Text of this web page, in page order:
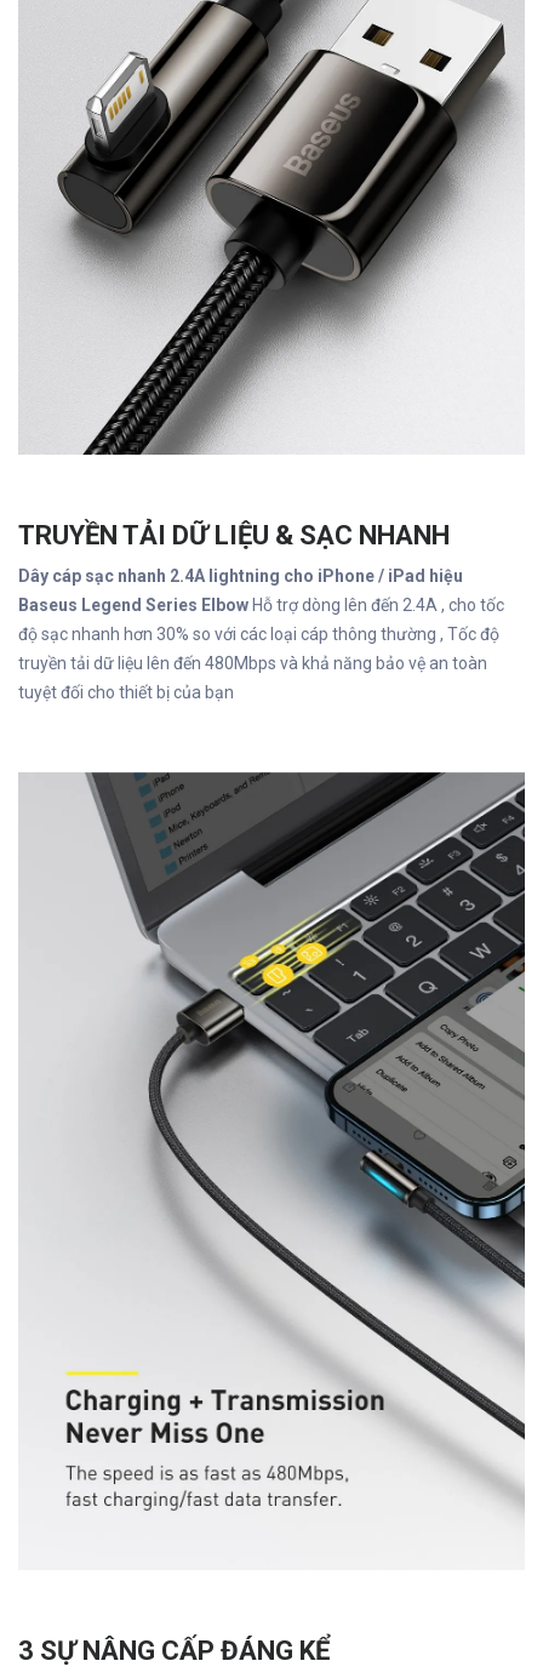
TRUYỀN TẢI DỮ LIỆU & SẠC NHANH
Dây cáp sạc nhanh 2.4A lightning cho iPhone / iPad hiệu
Baseus Legend Series Elbow Hỗ trợ dòng lên đến 2.4A , cho tốc
độ sạc nhanh hơn 30% so với các loại cáp thông thường , Tốc độ
truyền tải dữ liệu lên đến 480Mbps và khả năng bảo vệ an toàn
tuyệt đối cho thiết bị của bạn
3 SỰ NÂNG CẤP ĐÁNG KỂ